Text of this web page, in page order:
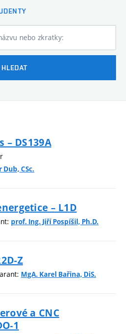
nebo zkratky:
HLEDAT
– DS139A
CSc.
– L1D
prof. Ing. Jiří Pospíšil, Ph.D.
Z
MgA. Karel Bařina, DiS.
a CNC
1